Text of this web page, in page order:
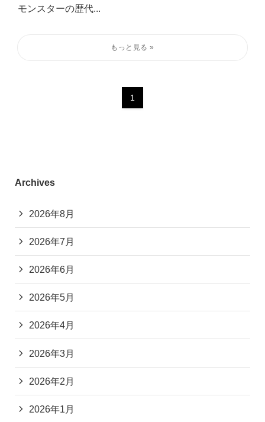
モンスターの歴代...
1
Archives
2026年8月
2026年7月
2026年6月
2026年5月
2026年4月
2026年3月
2026年2月
2026年1月